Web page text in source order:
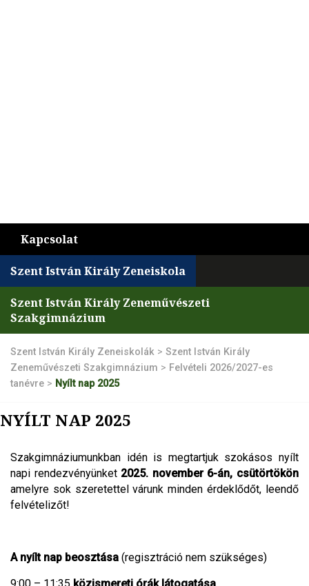
Kapcsolat
Szent István Király Zeneiskola
Szent István Király Zeneművészeti
Szakgimnázium
Szent István Király Zeneiskolák > Szent István Király
Zeneművészeti Szakgimnázium > Felvételi 2026/2027-es
tanévre > Nyílt nap 2025
NYÍLT NAP 2025
Szakgimnáziumunkban idén is megtartjuk szokásos nyílt
napi rendezvényünket 2025. november 6-án, csütörtökön
amelyre sok szeretettel várunk minden érdeklődőt, leendő
felvételizőt!
A nyílt nap beosztása (regisztráció nem szükséges)